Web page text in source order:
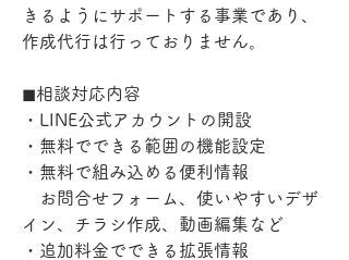
きるようにサポートする事業であり、
作成代行は行っておりません。
◼︎相談対応内容
・LINE公式アカウントの開設
・無料でできる範囲の機能設定
・無料で組み込める便利情報
お問合せフォーム、使いやすいデザ
イン、チラシ作成、動画編集など
・追加料金でできる拡張情報